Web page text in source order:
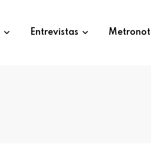
Entrevistas